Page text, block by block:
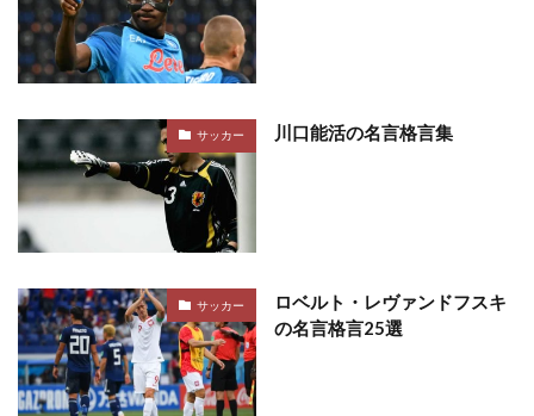
サッカー 川口能活の名言格言集
サッカー
ロベルト・レヴァンドフスキ
の名言格言25選